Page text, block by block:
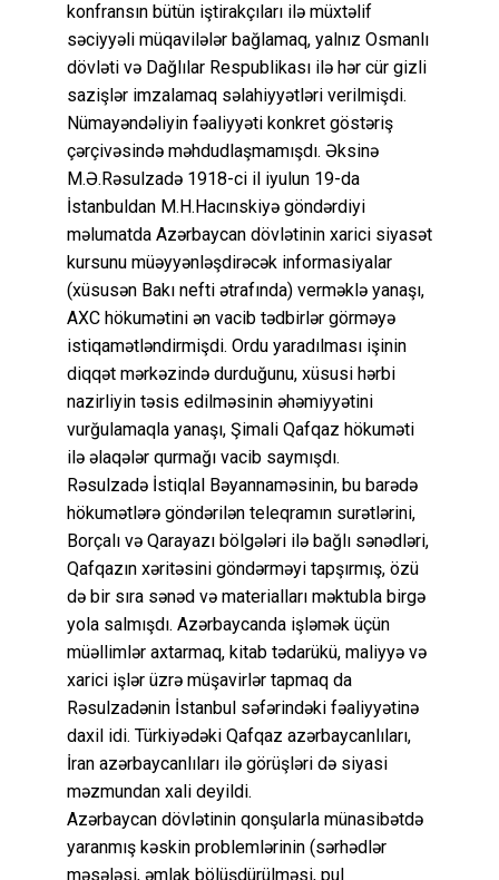
konfransın bütün iştirakçıları ilə müxtəlif
səciyyəli müqavilələr bağlamaq, yalnız Osmanlı
dövləti və Dağlılar Respublikası ilə hər cür gizli
sazişlər imzalamaq səlahiyyətləri verilmişdi.
Nümayəndəliyin fəaliyyəti konkret göstəriş
çərçivəsində məhdudlaşmamışdı. Əksinə
M.Ə.Rəsulzadə 1918-ci il iyulun 19-da
İstanbuldan M.H.Hacınskiyə göndərdiyi
məlumatda Azərbaycan dövlətinin xarici siyasət
kursunu müəyyənləşdirəcək informasiyalar
(xüsusən Bakı nefti ətrafında) verməklə yanaşı,
AXC hökumətini ən vacib tədbirlər görməyə
istiqamətləndirmişdi. Ordu yaradılması işinin
diqqət mərkəzində durduğunu, xüsusi hərbi
nazirliyin təsis edilməsinin əhəmiyyətini
vurğulamaqla yanaşı, Şimali Qafqaz hökuməti
ilə əlaqələr qurmağı vacib saymışdı.
Rəsulzadə İstiqlal Bəyannaməsinin, bu barədə
hökumətlərə göndərilən teleqramın surətlərini,
Borçalı və Qarayazı bölgələri ilə bağlı sənədləri,
Qafqazın xəritəsini göndərməyi tapşırmış, özü
də bir sıra sənəd və materialları məktubla birgə
yola salmışdı. Azərbaycanda işləmək üçün
müəllimlər axtarmaq, kitab tədarükü, maliyyə və
xarici işlər üzrə müşavirlər tapmaq da
Rəsulzadənin İstanbul səfərindəki fəaliyyətinə
daxil idi. Türkiyədəki Qafqaz azərbaycanlıları,
İran azərbaycanlıları ilə görüşləri də siyasi
məzmundan xali deyildi.
Azərbaycan dövlətinin qonşularla münasibətdə
yaranmış kəskin problemlərinin (sərhədlər
məsələsi, əmlak bölüşdürülməsi, pul